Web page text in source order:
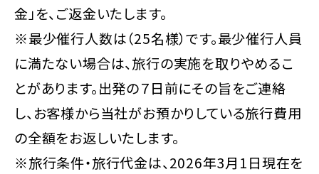
金」を、ご返金いたします。
※最少催行人数は（25名様）です。最少催行人員
に満たない場合は、旅行の実施を取りやめるこ
とがあります。出発の７日前にその旨をご連絡
し、お客様から当社がお預かりしている旅行費用
の全額をお返しいたします。
※旅行条件・旅行代金は、2026年3月1日現在を